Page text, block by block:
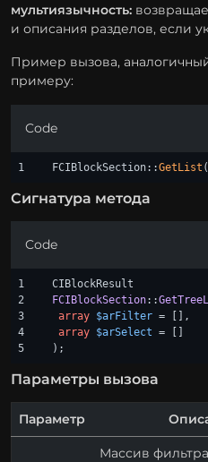
мультиязычность:
и описания разделов, если
Пример вызова,
примеру:
Code
FCIBlockSection::GetList
Сигнатура метода
Code
1
2
3
4
FCIBlockSection::
array $arFilter = [],
array $arSelect = []
);
Параметры вызова
Параметр
Массив